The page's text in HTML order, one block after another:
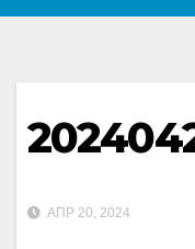
ΑΠΡ 20, 2024